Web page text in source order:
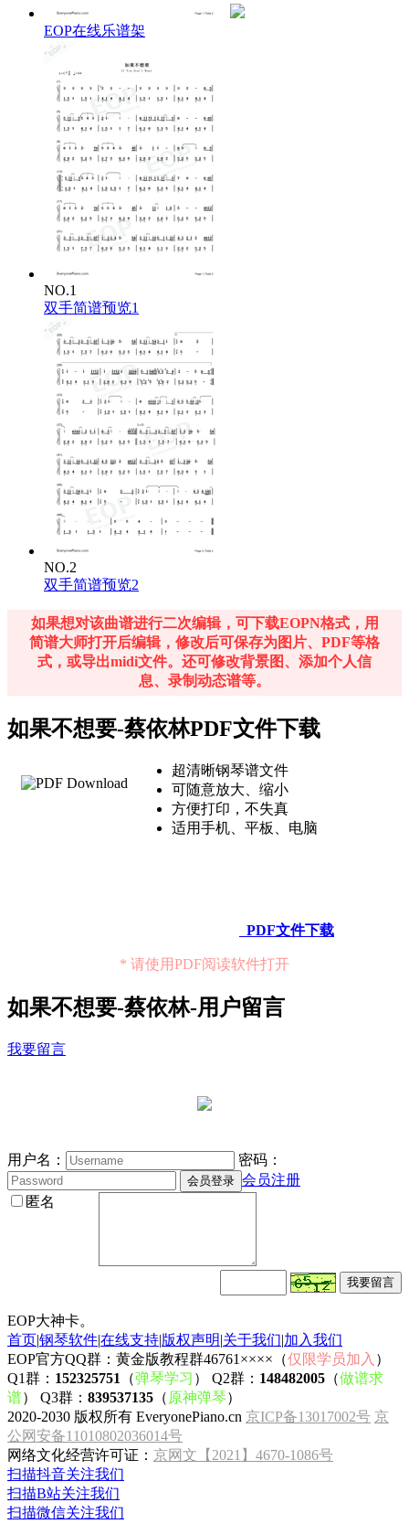
EOP在线乐谱架
NO.1
双手简谱预览1
NO.2
双手简谱预览2
如果想对该曲谱进行二次编辑，可下载EOPN格式，用
简谱大师打开后编辑，修改后可保存为图片、PDF等格
式，或导出midi文件。还可修改背景图、添加个人信
息、录制动态谱等。
如果不想要-蔡依林PDF文件下载
超清晰钢琴谱文件
可随意放大、缩小
方便打印，不失真
适用手机、平板、电脑
PDF文件下载
* 请使用PDF阅读软件打开
如果不想要-蔡依林-用户留言
我要留言
用户名：
密码：
会员注册
匿名
EOP大神卡。
首页|钢琴软件|在线支持|版权声明|关于我们|加入我们
EOP官方QQ群：黄金版教程群46761××××（仅限学员加入 ）
Q1群： 152325751 （弹琴学习 ） Q2群： 148482005 （做谱求
谱） Q3群： 839537135 （ 原神弹琴）
2020-2030 版权所有 EveryonePiano.cn 京ICP备13017002号 京
公网安备11010802036014号
网络文化经营许可证： 京网文【2021】4670-1086号
扫描抖音关注我们
扫描B站关注我们
扫描微信关注我们